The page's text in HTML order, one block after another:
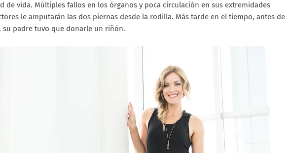
de vida. Múltiples fallos en los órganos y poca circulación en sus extremidades
le amputarán las dos piernas desde la rodilla. Más tarde en el tiempo, antes de
su padre tuvo que donarle un riñón.